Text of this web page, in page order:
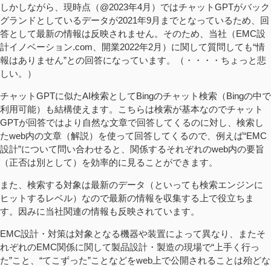
しかしながら、現時点（@2023年4月）ではチャットGPTがバック
グランドとしているデータが2021年9月までとなっているため、回
答として最新の情報は反映されません。そのため、当社（EMC設
計イノベーション.com、開業2022年2月）に関して質問しても“情
報はありません”との回答になっています。（・・・・ちょっと悲
しい。）
チャットGPTに似たAI検索としてBingのチャット検索（Bingの中で
利用可能）も結構使えます。こちらは検索が基本なのでチャット
GPTが回答ではより自然な文章で回答してくるのに対し、検索し
たweb内の文章（解説）を使って回答してくるので、例えば“EMC
設計”について問い合わせると、関係するそれぞれのweb内の要旨
（正否は別として）を効率的に見ることができます。
また、検索する対象は最新のデータ（といっても検索エンジンに
ヒットするレベル）なので最新の情報を収集する上で役立ちま
す。因みに当社関連の情報も反映されています。
EMC設計・対策は対象となる機器や装置によって異なり、またそ
れぞれのEMC関係に関して製品設計・製造の現場で“上手く行っ
た”こと、“てこずった”ことなどをweb上で公開されることは殆どな